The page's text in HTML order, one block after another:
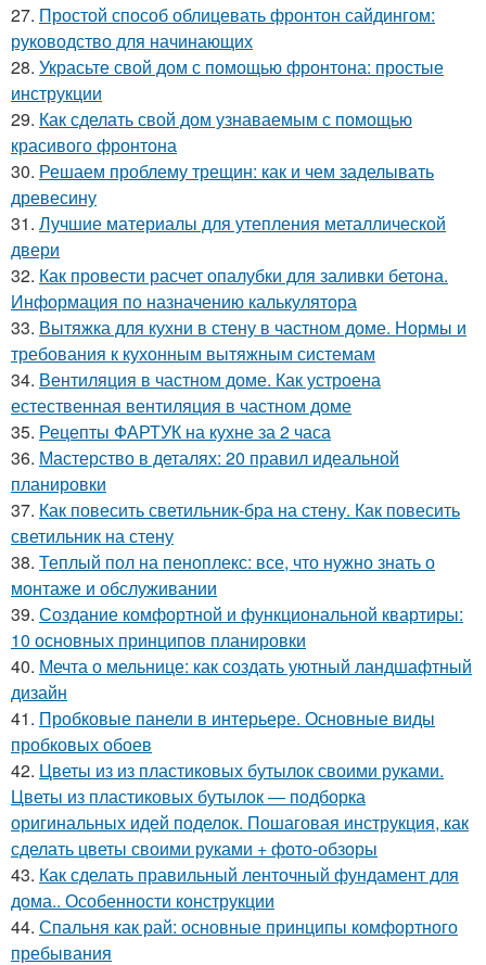
27. Простой способ облицевать фронтон сайдингом:
руководство для начинающих
28. Украсьте свой дом с помощью фронтона: простые
инструкции
29. Как сделать свой дом узнаваемым с помощью
красивого фронтона
30. Решаем проблему трещин: как и чем заделывать
древесину
31. Лучшие материалы для утепления металлической
двери
32. Как провести расчет опалубки для заливки бетона.
Информация по назначению калькулятора
33. Вытяжка для кухни в стену в частном доме. Нормы и
требования к кухонным вытяжным системам
34. Вентиляция в частном доме. Как устроена
естественная вентиляция в частном доме
35. Рецепты ФАРТУК на кухне за 2 часа
36. Мастерство в деталях: 20 правил идеальной
планировки
37. Как повесить светильник-бра на стену. Как повесить
светильник на стену
38. Теплый пол на пеноплекс: все, что нужно знать о
монтаже и обслуживании
39. Создание комфортной и функциональной квартиры:
10 основных принципов планировки
40. Мечта о мельнице: как создать уютный ландшафтный
дизайн
41. Пробковые панели в интерьере. Основные виды
пробковых обоев
42. Цветы из из пластиковых бутылок своими руками.
Цветы из пластиковых бутылок — подборка
оригинальных идей поделок. Пошаговая инструкция, как
сделать цветы своими руками + фото-обзоры
43. Как сделать правильный ленточный фундамент для
дома.. Особенности конструкции
44. Спальня как рай: основные принципы комфортного
пребывания